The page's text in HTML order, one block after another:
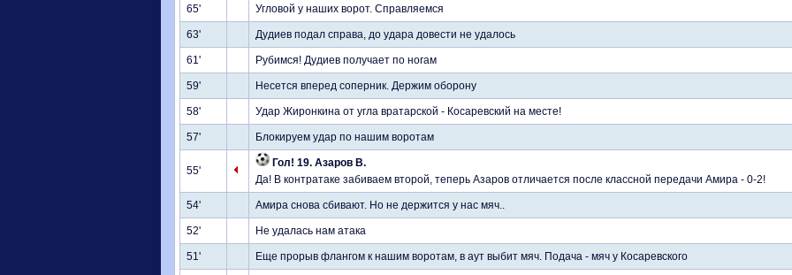
65' Угловой у наших ворот. Справляемся
63' Дудиев подал справа, до удара довести не удалось
61' Рубимся! Дудиев получает по ногам
59' Несется вперед соперник. Держим оборону
58' Удар Жиронкина от угла вратарской - Косаревский на месте!
57' Блокируем удар по нашим воротам
55'
Гол! 19. Азаров В.
Да! В контратаке забиваем второй, теперь Азаров отличается после классной передачи Амира - 0-2!
54' Амира снова сбивают. Но не держится у нас мяч..
52' Не удалась нам атака
51' Еще прорыв флангом к нашим воротам, в аут выбит мяч. Подача - мяч у Косаревского